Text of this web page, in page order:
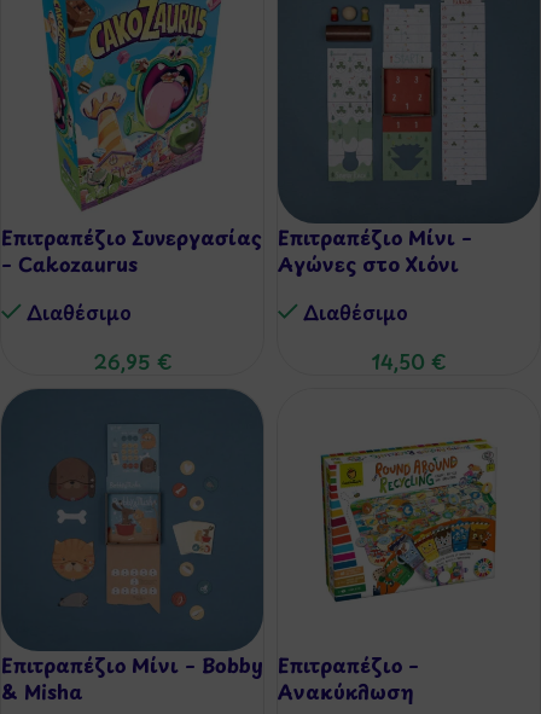
Επιτραπέζιο Συνεργασίας
– Cakozaurus
Διαθέσιμo
26,95 €
Επιτραπέζιο Μίνι –
Αγώνες στο Χιόνι
Διαθέσιμo
14,50 €
Επιτραπέζιο Μίνι – Bobby
& Misha
Επιτραπέζιο –
Ανακύκλωση